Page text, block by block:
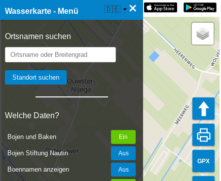
Wasserkarte - Menü ×
Ortsnamen suchen
Welche Daten?
Bojen und Baken
Bojen Stiftung Nautin
Boennamen anzeigen
☰ Wasserkarte Live 🇩🇪
GPX